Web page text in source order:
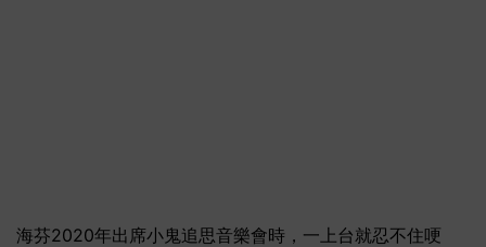
海芬2020年出席小鬼追思音樂會時，一上台就忍不住哽